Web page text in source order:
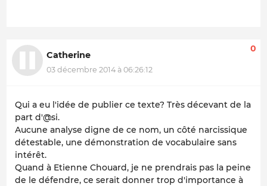
Catherine
03 décembre 2014 à 06:26:12
0
Qui a eu l'idée de publier ce texte? Très décevant de la
part d'@si.
Aucune analyse digne de ce nom, un côté narcissique
détestable, une démonstration de vocabulaire sans
intérêt.
Quand à Etienne Chouard, je ne prendrais pas la peine
de le défendre, ce serait donner trop d'importance à